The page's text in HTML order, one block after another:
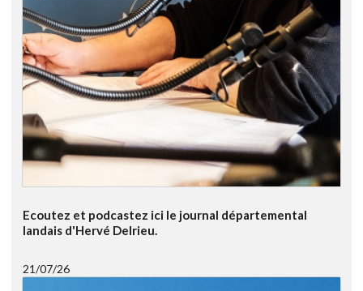
Ecoutez et podcastez ici le journal départemental
landais d'Hervé Delrieu.
21/07/26